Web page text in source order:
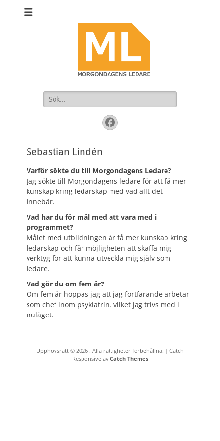
Sök
efter:
Facebook
Sebastian Lindén
Varför sökte du till Morgondagens Ledare?
Jag sökte till Morgondagens ledare för att få mer
kunskap kring ledarskap med vad allt det
innebär.
Vad har du för mål med att vara med i
programmet?
Målet med utbildningen är få mer kunskap kring
ledarskap och får möjligheten att skaffa mig
verktyg för att kunna utveckla mig själv som
ledare.
Vad gör du om fem år?
Om fem år hoppas jag att jag fortfarande arbetar
som chef inom psykiatrin, vilket jag trivs med i
nuläget.
Upphovsrätt © 2026 . Alla rättigheter förbehållna. | Catch
Responsive av Catch Themes